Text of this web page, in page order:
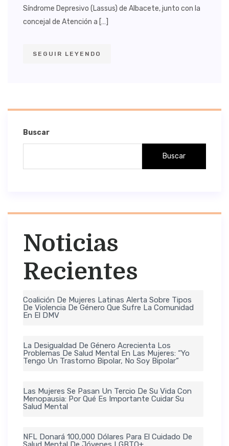
Síndrome Depresivo (Lassus) de Albacete, junto con la
concejal de Atención a […]
SEGUIR LEYENDO
Buscar
Buscar
Noticias
Recientes
Coalición De Mujeres Latinas Alerta Sobre Tipos
De Violencia De Género Que Sufre La Comunidad
En El DMV
La Desigualdad De Género Acrecienta Los
Problemas De Salud Mental En Las Mujeres: “Yo
Tengo Un Trastorno Bipolar, No Soy Bipolar”
Las Mujeres Se Pasan Un Tercio De Su Vida Con
Menopausia: Por Qué Es Importante Cuidar Su
Salud Mental
NFL Donará 100,000 Dólares Para El Cuidado De